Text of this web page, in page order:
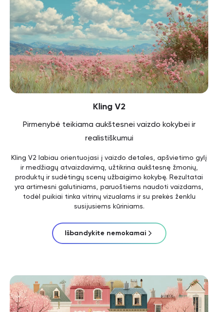
Kling V2
Pirmenybė teikiama aukštesnei vaizdo kokybei ir
realistiškumui
Kling V2 labiau orientuojasi į vaizdo detales, apšvietimo gylį
ir medžiagų atvaizdavimą, užtikrina aukštesnę žmonių,
produktų ir sudėtingų scenų užbaigimo kokybę. Rezultatai
yra artimesni galutiniams, paruoštiems naudoti vaizdams,
todėl puikiai tinka vitrinų vizualams ir su prekės ženklu
susijusiems kūriniams.
Išbandykite nemokamai